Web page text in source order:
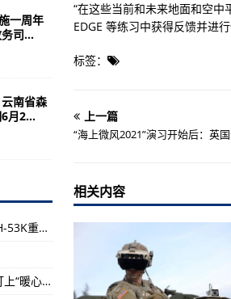
罪协议" 或将再获20年刑期
压锅”式热浪席卷美加
，华为加拿大发声明回应
臣汉考克可能与情人开始同居
部提现秒到，必看必看！
拒不退还结余款
海港口异常停靠
亚S-400战备能力
“在这些当前和未来地面和空
EDGE 等练习中获得反馈并进
标签：
上一篇
“海上微风2021”演习开始后：英
相关内容
一周年
司...
南省森
月2...
西科斯基赢得8.787亿美元用于建造更多CH-53K重型直升机
宁波市海曙区南门街道：让老旧小区居民打上“暖心”疫苗